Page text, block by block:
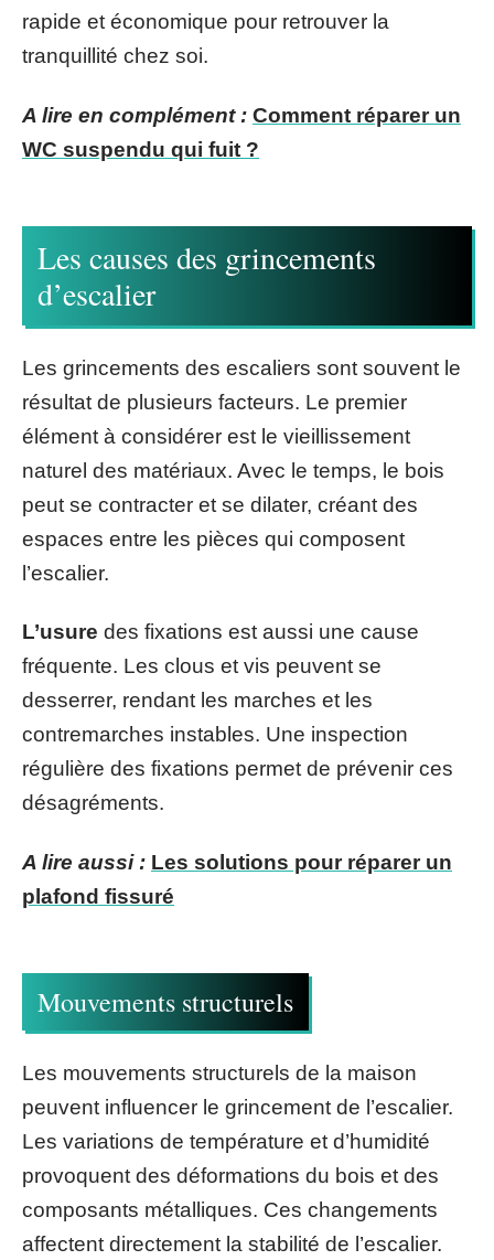
rapide et économique pour retrouver la
tranquillité chez soi.
A lire en complément : Comment réparer un
WC suspendu qui fuit ?
Les causes des grincements
d’escalier
Les grincements des escaliers sont souvent le
résultat de plusieurs facteurs. Le premier
élément à considérer est le vieillissement
naturel des matériaux. Avec le temps, le bois
peut se contracter et se dilater, créant des
espaces entre les pièces qui composent
l’escalier.
L’usure des fixations est aussi une cause
fréquente. Les clous et vis peuvent se
desserrer, rendant les marches et les
contremarches instables. Une inspection
régulière des fixations permet de prévenir ces
désagréments.
A lire aussi : Les solutions pour réparer un
plafond fissuré
Mouvements structurels
Les mouvements structurels de la maison
peuvent influencer le grincement de l’escalier.
Les variations de température et d’humidité
provoquent des déformations du bois et des
composants métalliques. Ces changements
affectent directement la stabilité de l’escalier.